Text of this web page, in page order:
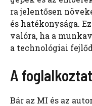
ra jelentősen
és hatékonysága.
valóra, ha a
a technológiai
A
Bár az MI és az